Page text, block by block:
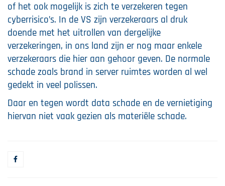
of het ook mogelijk is zich te verzekeren tegen
cyberrisico’s. In de VS zijn verzekeraars al druk
doende met het uitrollen van dergelijke
verzekeringen, in ons land zijn er nog maar enkele
verzekeraars die hier aan gehoor geven. De normale
schade zoals brand in server ruimtes worden al wel
gedekt in veel polissen.
Daar en tegen wordt data schade en de vernietiging
hiervan niet vaak gezien als materiële schade.